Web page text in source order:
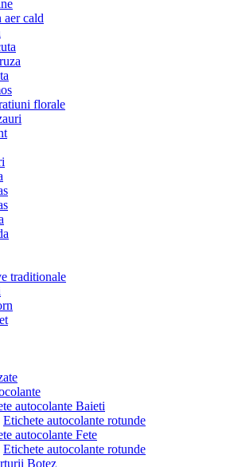
aer cald
florale
traditionale
autocolante Baieti
Etichete autocolante rotunde
autocolante Fete
Etichete autocolante rotunde
Botez